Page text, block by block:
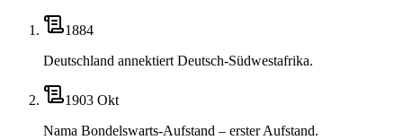
1884
Deutschland annektiert Deutsch-Südwestafrika.
1903 Okt
Nama Bondelswarts-Aufstand – erster Aufstand.